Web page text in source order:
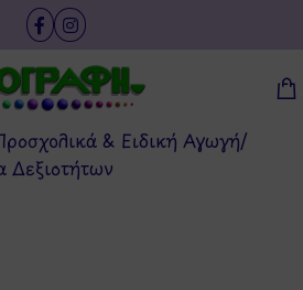
& Ειδική Αγωγή/
Δεξιοτήτων